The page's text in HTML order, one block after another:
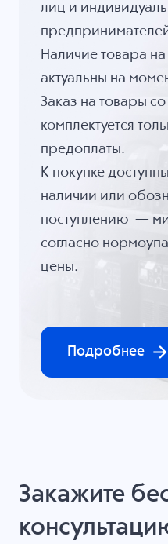
лиц и
Наличие товара
актуальны на
Заказ на товары
комплектуется
предоплаты.
К покупке
наличии или
поступлению —
согласно
цены.
Подробнее
Закажите